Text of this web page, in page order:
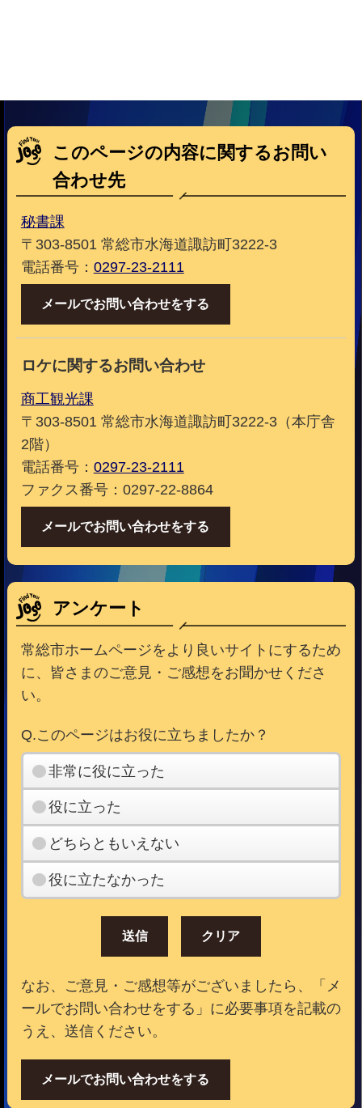
このページの内容に関するお問い
合わせ先
秘書課
〒303-8501 常総市水海道諏訪町3222-3
電話番号： 0297-23-2111
メールでお問い合わせをする
ロケに関するお問い合わせ
商工観光課
〒303-8501 常総市水海道諏訪町3222-3（本庁舎
2階）
電話番号： 0297-23-2111
ファクス番号：0297-22-8864
メールでお問い合わせをする
アンケート
常総市ホームページをより良いサイトにするため
に、皆さまのご意見・ご感想をお聞かせくださ
い。
Q.このページはお役に立ちましたか？
非常に役に立った
役に立った
どちらともいえない
役に立たなかった
なお、ご意見・ご感想等がございましたら、「メ
ールでお問い合わせをする」に必要事項を記載の
うえ、送信ください。
メールでお問い合わせをする